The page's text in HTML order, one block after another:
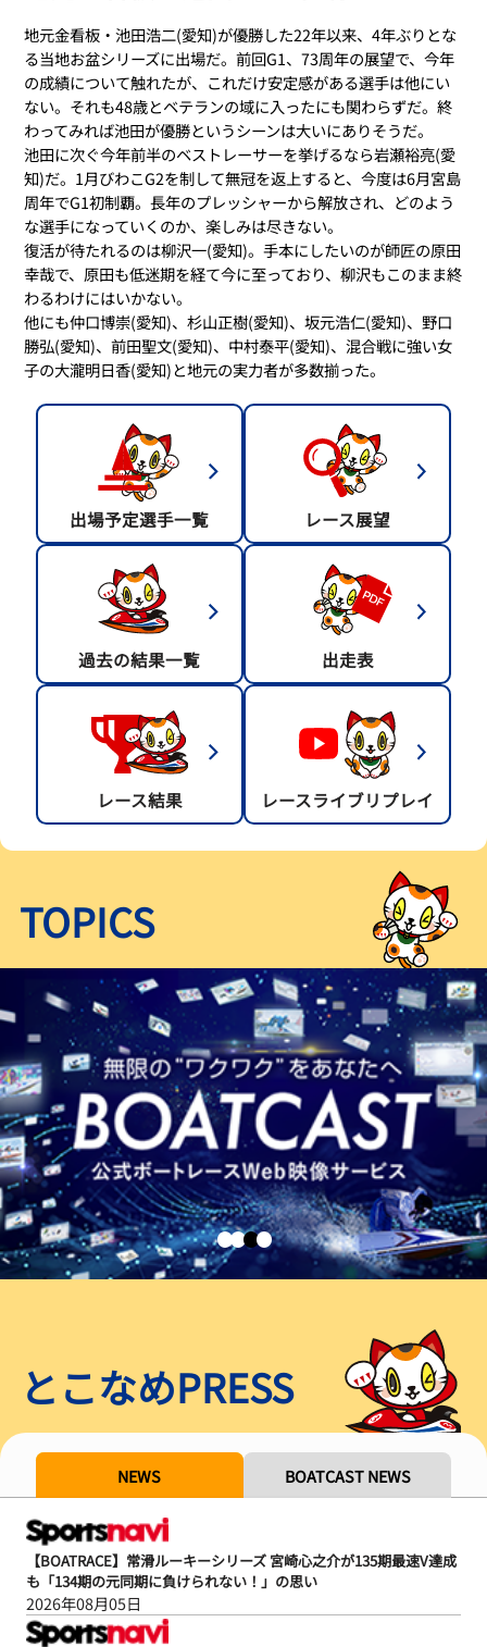
地元金看板・池田浩二(愛知)が優勝した22年以来、4年ぶりとな
る当地お盆シリーズに出場だ。前回G1、73周年の展望で、今年
の成績について触れたが、これだけ安定感がある選手は他にい
ない。それも48歳とベテランの域に入ったにも関わらずだ。終
わってみれば池田が優勝というシーンは大いにありそうだ。
池田に次ぐ今年前半のベストレーサーを挙げるなら岩瀬裕亮(愛
知)だ。1月びわこG2を制して無冠を返上すると、今度は6月宮島
周年でG1初制覇。長年のプレッシャーから解放され、どのよう
な選手になっていくのか、楽しみは尽きない。
復活が待たれるのは柳沢一(愛知)。手本にしたいのが師匠の原田
幸哉で、原田も低迷期を経て今に至っており、柳沢もこのまま終
わるわけにはいかない。
他にも仲口博崇(愛知)、杉山正樹(愛知)、坂元浩仁(愛知)、野口
勝弘(愛知)、前田聖文(愛知)、中村泰平(愛知)、混合戦に強い女
子の大瀧明日香(愛知)と地元の実力者が多数揃った。
出場予定選手一覧 レース展望
過去の結果一覧 出走表
レース結果 レースライブリプレイ
TOPICS
とこなめPRESS
NEWS BOATCAST NEWS
【BOATRACE】常滑ルーキーシリーズ 宮崎心之介が135期最速V達成
も「134期の元同期に負けられない！」の思い
2026年08月05日